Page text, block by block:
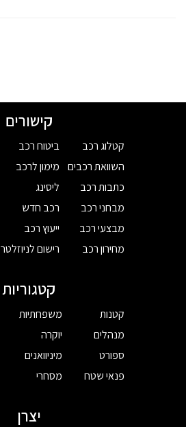
קישורים
קטלוג רכב
השוואת רכבים
כתבות רכב
מבחני רכב
מבצעי רכב
מחירון רכב
ביטוח רכב
מימון לרכב
ליסינג
רכב חדש
ייעוץ רכב
רישום לניוזלטר
קטגוריות
קטנות
מנהלים
ספורט
פנאי שטח
משפחתיות
יוקרה
מיניוואנים
מסחרי
יצרן